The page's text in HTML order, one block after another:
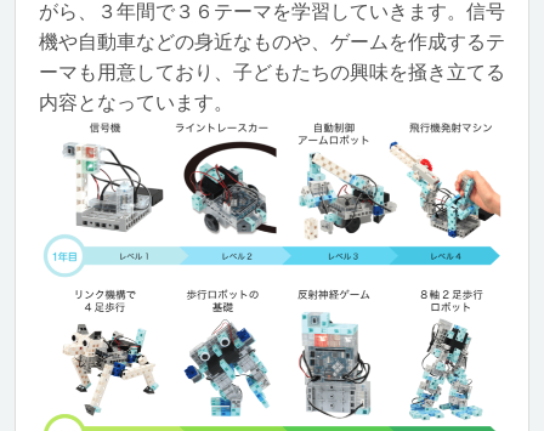
がら、３年間で３６テーマを学習していきます。信号
機や自動車などの身近なものや、ゲームを作成するテ
ーマも用意しており、子どもたちの興味を掻き立てる
内容となっています。